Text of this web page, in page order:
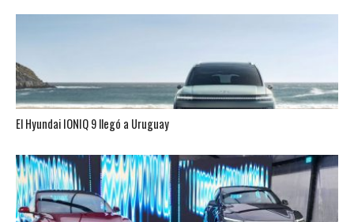
El Hyundai IONIQ 9 llegó a Uruguay